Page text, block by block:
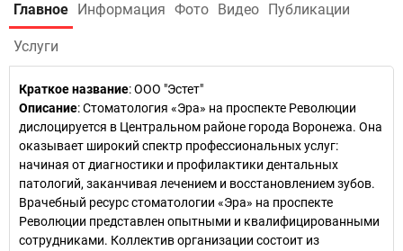
Главное Информация Фото Видео Публикации
Услуги
Краткое название:ООО "Эстет"
Описание: Стоматология «Эра» на проспекте Революции
дислоцируется в Центральном районе города Воронежа. Она
оказывает широкий спектр профессиональных услуг:
начиная от диагностики и профилактики дентальных
патологий, заканчивая лечением и восстановлением зубов.
Врачебный ресурс стоматологии «Эра» на проспекте
Революции представлен опытными и квалифицированными
сотрудниками. Коллектив организации состоит из